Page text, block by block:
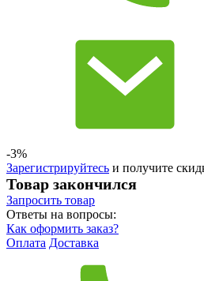
-3%
Зарегистрируйтесь и получите
Товар закончился
Запросить товар
Ответы на вопросы:
Как оформить заказ?
Оплата Доставка